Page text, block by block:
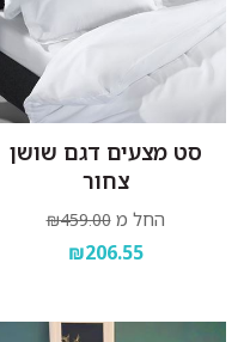
סט מצעים דגם שושן
צחור
החל מ ₪459.00
₪206.55